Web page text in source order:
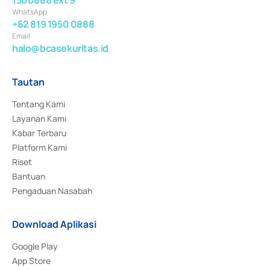
WhatsApp
+62 819 1950 0888
Email
halo@bcasekuritas.id
Tautan
Tentang Kami
Layanan Kami
Kabar Terbaru
Platform Kami
Riset
Bantuan
Pengaduan Nasabah
Download Aplikasi
Google Play
App Store